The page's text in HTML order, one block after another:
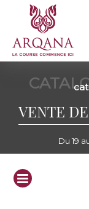
VENTE
Du 19